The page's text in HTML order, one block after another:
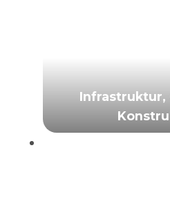
Infrastruktur,